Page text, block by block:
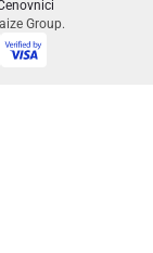
Group.